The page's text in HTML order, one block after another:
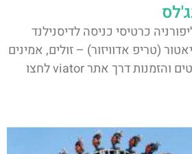
כרטיסי כניסה לדיסנילנד
(טריפ אדוויזור) – זולים, אמינים
ובטוחים לרכישה! לפרטים והזמנות דרך אתר viator לחצו